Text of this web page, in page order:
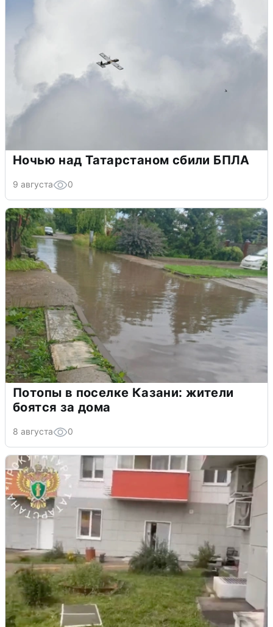
Ночью над Татарстаном сбили БПЛА
9 августа 0
Потопы в поселке Казани: жители
боятся за дома
8 августа 0